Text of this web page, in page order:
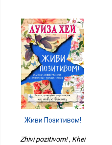
Живи Позитивом!
Zhivi pozitivom! , Khei